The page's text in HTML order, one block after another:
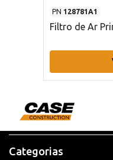
PN 128781A1
Filtro de Ar
Categorias